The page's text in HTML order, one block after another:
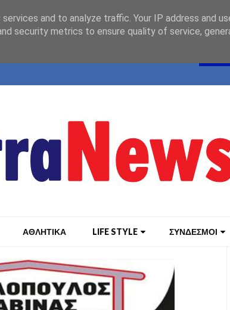
ΑΘΛΗΤΙΚΑ LIFE STYLE ΣΥΝΔΕΣΜΟΙ
and to analyze traffic. Your IP address and
security metrics to ensure quality of service,